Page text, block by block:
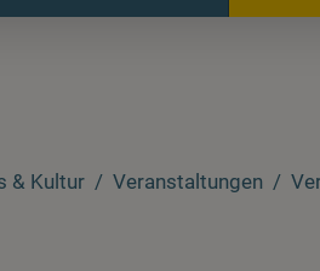
& Kultur Veranstaltungen